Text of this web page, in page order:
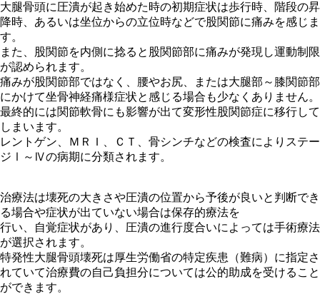
大腿骨頭に圧潰が起き始めた時の初期症状は歩行時、階段の昇
降時、あるいは坐位からの立位時などで股関節に痛みを感じま
す。
また、股関節を内側に捻ると股関節部に痛みが発現し運動制限
が認められます。
痛みが股関節部ではなく、腰やお尻、または大腿部～膝関節部
にかけて坐骨神経痛様症状と感じる場合も少なくありません。
最終的には関節軟骨にも影響が出て変形性股関節症に移行して
しまいます。
レントゲン、ＭＲＩ、ＣＴ、骨シンチなどの検査によりステー
ジⅠ～Ⅳの病期に分類されます。
治療法は壊死の大きさや圧潰の位置から予後が良いと判断でき
る場合や症状が出ていない場合は保存的療法を
行い、自覚症状があり、圧潰の進行度合いによっては手術療法
が選択されます。
特発性大腿骨頭壊死は厚生労働省の特定疾患（難病）に指定さ
れていて治療費の自己負担分については公的助成を受けること
ができます。